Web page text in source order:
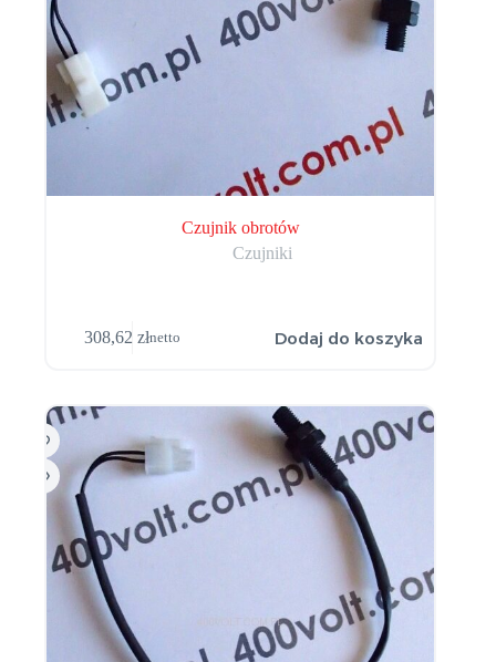
Czujnik obrotów
Czujniki
308,62złnetto Dodaj do koszyka